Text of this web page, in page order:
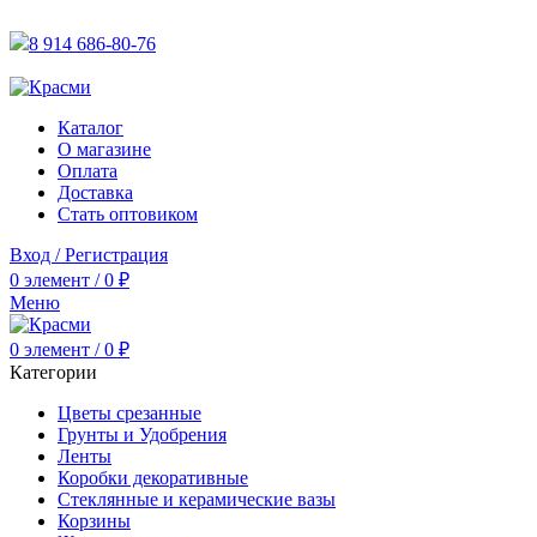
8 914 686-80-76
Каталог
О магазине
Оплата
Доставка
Стать оптовиком
Вход / Регистрация
0 элемент / 0 ₽
Меню
0 элемент / 0 ₽
Категории
Цветы срезанные
Грунты и Удобрения
Ленты
Коробки декоративные
Стеклянные и керамические вазы
Корзины